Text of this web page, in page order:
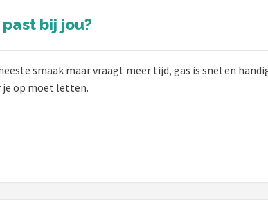
bij jou?
smaak maar vraagt meer tijd, gas is snel en
je op moet letten.